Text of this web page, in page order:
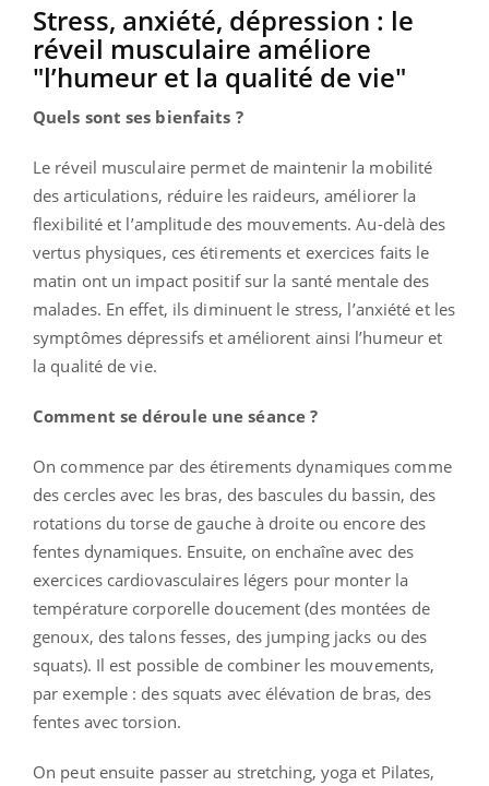
Stress, anxiété, dépression : le
réveil musculaire améliore
"l’humeur et la qualité de vie"
Quels sont ses bienfaits ?
Le réveil musculaire permet de maintenir la mobilité
des articulations, réduire les raideurs, améliorer la
flexibilité et l’amplitude des mouvements. Au-delà des
vertus physiques, ces étirements et exercices faits le
matin ont un impact positif sur la santé mentale des
malades. En effet, ils diminuent le stress, l’anxiété et les
symptômes dépressifs et améliorent ainsi l’humeur et
la qualité de vie.
Comment se déroule une séance ?
On commence par des étirements dynamiques comme
des cercles avec les bras, des bascules du bassin, des
rotations du torse de gauche à droite ou encore des
fentes dynamiques. Ensuite, on enchaîne avec des
exercices cardiovasculaires légers pour monter la
température corporelle doucement (des montées de
genoux, des talons fesses, des jumping jacks ou des
squats). Il est possible de combiner les mouvements,
par exemple : des squats avec élévation de bras, des
fentes avec torsion.
On peut ensuite passer au stretching, yoga et Pilates,